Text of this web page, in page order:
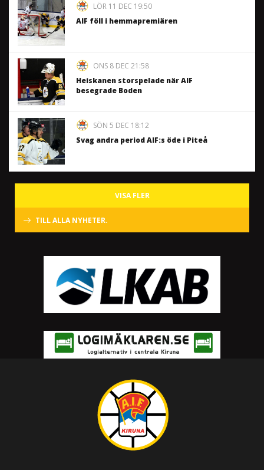
LÖR 11 DEC 19:50
AIF föll i hemmapremiären
ONS 8 DEC 21:58
Heiskanen storspelade när AIF
besegrade Boden
SÖN 5 DEC 18:12
Svag andra period AIF:s öde i Piteå
VISA FLER
TILL ALLA NYHETER.